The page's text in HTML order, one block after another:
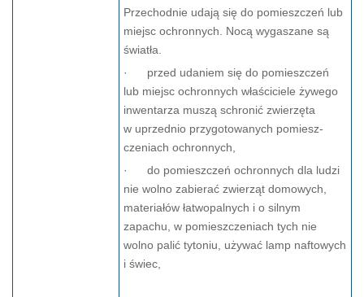
Przechodnie udają się do pomieszczeń lub
miejsc ochronnych. Nocą wygaszane są
światła.
· przed udaniem się do pomieszczeń
lub miejsc ochronnych właściciele żywego
inwentarza muszą schronić zwierzęta
w uprzednio przygotowanych pomiesz­
czeniach ochronnych,
· do pomieszczeń ochronnych dla ludzi
nie wolno zabierać zwierząt domowych,
materiałów łatwopalnych i o silnym
zapachu, w pomieszczeniach tych nie
wolno palić tytoniu, używać lamp naftowych
i świec,